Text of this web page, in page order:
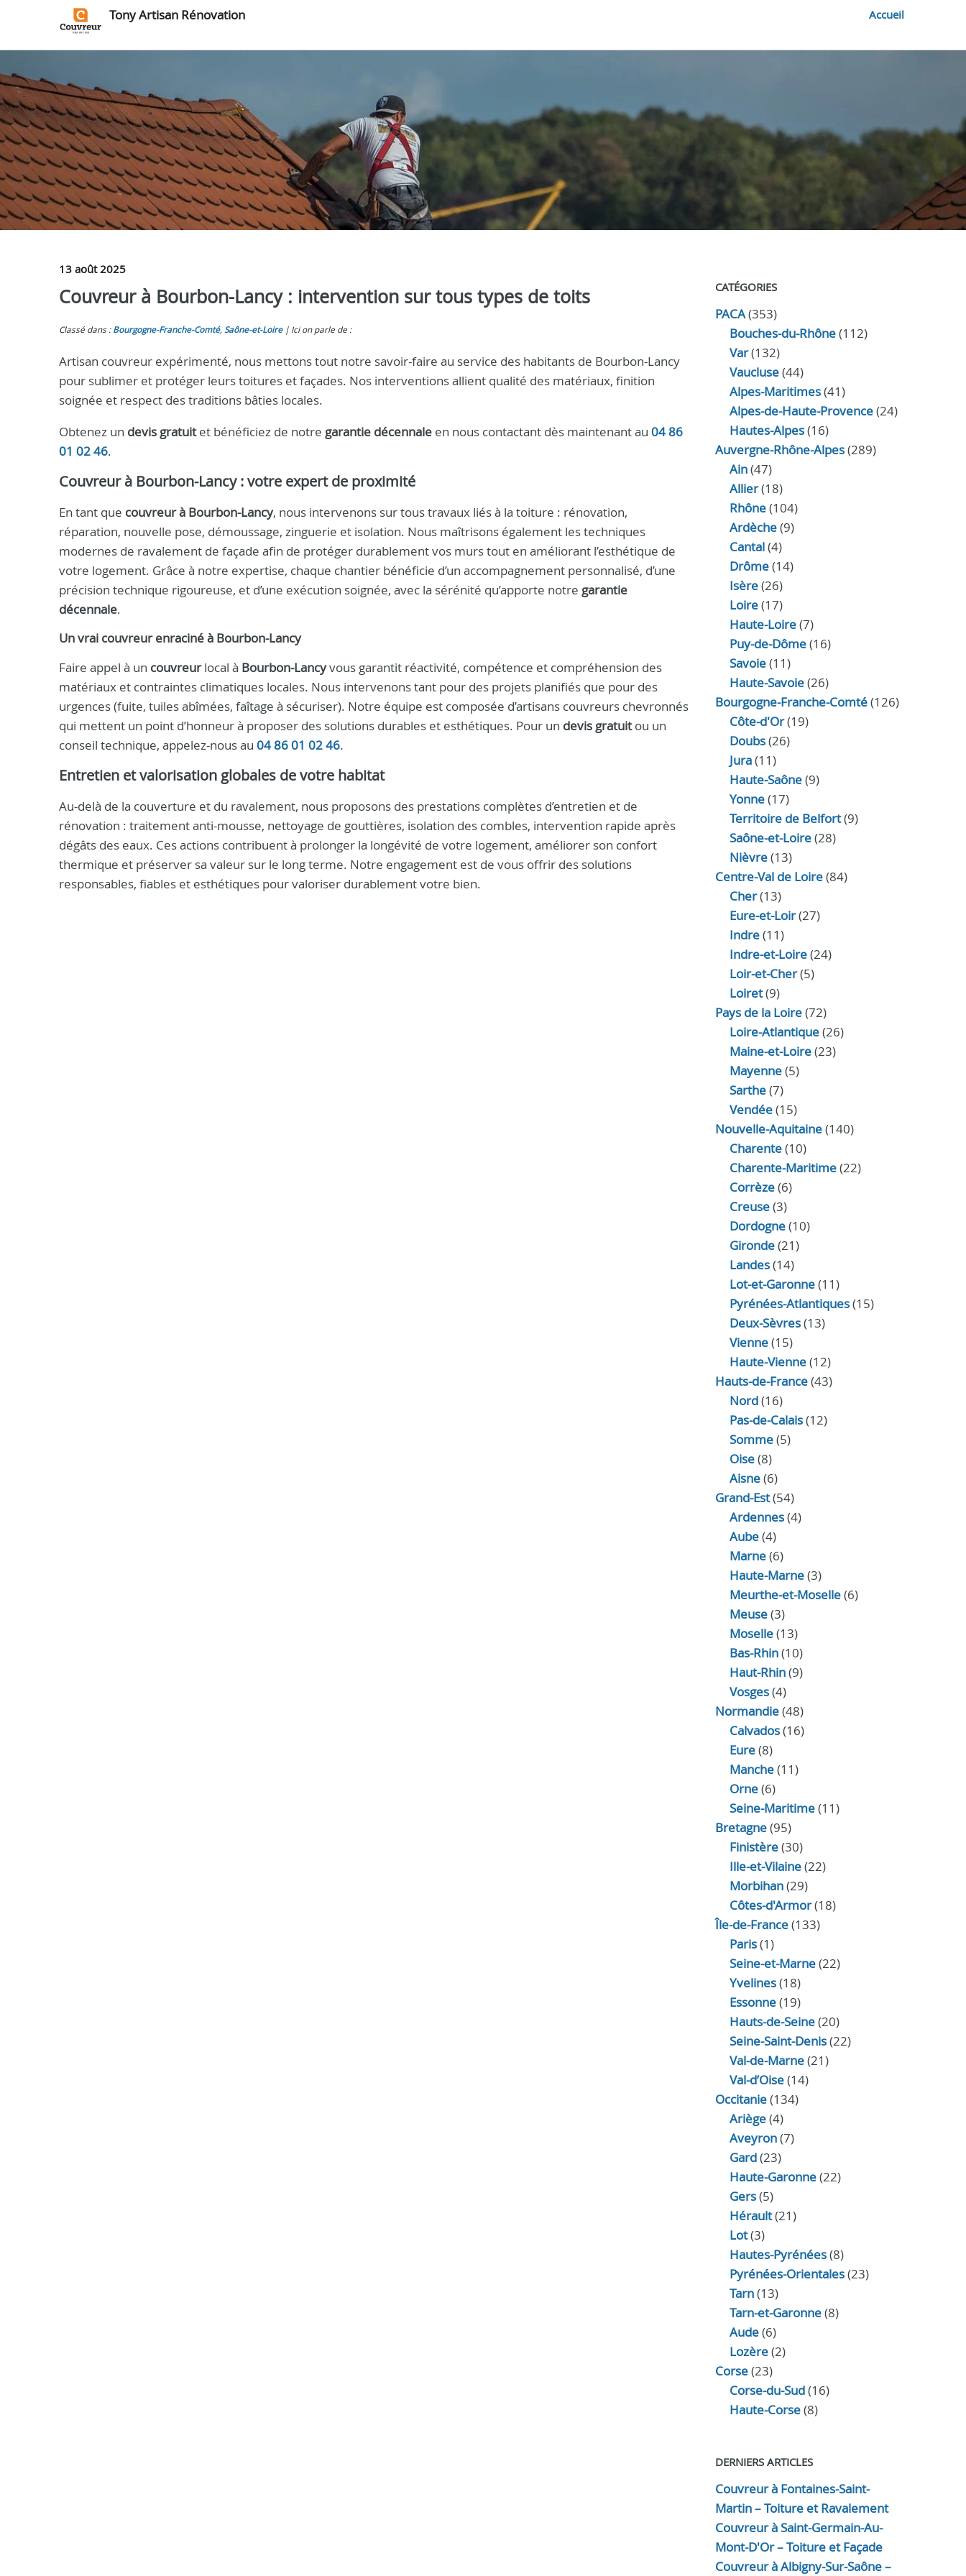
Tony Artisan Rénovation Accueil
13 août 2025
Couvreur à Bourbon-Lancy : intervention sur tous types de toits
Classé dans : Bourgogne-Franche-Comté, Saône-et-Loire Ici on parle de :
Artisan couvreur expérimenté, nous mettons tout notre savoir-faire au service des habitants de Bourbon‑Lancy
pour sublimer et protéger leurs toitures et façades. Nos interventions allient qualité des matériaux, finition
soignée et respect des traditions bâties locales.
Obtenez un devis gratuitet bénéficiez de notre garantie décennale en nous contactant dès maintenant au 04 86
01 02 46.
Couvreur à Bourbon-Lancy: votre expert de proximité
En tant que couvreur à Bourbon-Lancy, nous intervenons sur tous travaux liés à la toiture : rénovation,
réparation, nouvelle pose, démoussage, zinguerie et isolation. Nous maîtrisons également les techniques
modernes de ravalement de façade afin de protéger durablement vos murs tout en améliorant l’esthétique de
votre logement. Grâce à notre expertise, chaque chantier bénéficie d’un accompagnement personnalisé, d’une
précision technique rigoureuse, et d’une exécution soignée, avec la sérénité qu’apporte notre garantie
décennale.
Un vrai couvreurenraciné à Bourbon-Lancy
Faire appel à un couvreurlocal à Bourbon-Lancyvous garantit réactivité, compétence et compréhension des
matériaux et contraintes climatiques locales. Nous intervenons tant pour des projets planifiés que pour des
urgences (fuite, tuiles abîmées, faîtage à sécuriser). Notre équipe est composée d’artisans couvreurs chevronnés
qui mettent un point d’honneur à proposer des solutions durables et esthétiques. Pour un devis gratuitou un
conseil technique, appelez-nous au 04 86 01 02 46.
Entretien et valorisation globales de votre habitat
Au-delà de la couverture et du ravalement, nous proposons des prestations complètes d’entretien et de
rénovation : traitement anti-mousse, nettoyage de gouttières, isolation des combles, intervention rapide après
dégâts des eaux. Ces actions contribuent à prolonger la longévité de votre logement, améliorer son confort
thermique et préserver sa valeur sur le long terme. Notre engagement est de vous offrir des solutions
responsables, fiables et esthétiques pour valoriser durablement votre bien.
CATÉGORIES
PACA(353)
Bouches-du-Rhône(112)
Var(132)
Vaucluse(44)
Alpes-Maritimes(41)
Alpes-de-Haute-Provence(24)
Hautes-Alpes(16)
Auvergne-Rhône-Alpes(289)
Ain(47)
Allier(18)
Rhône(104)
Ardèche(9)
Cantal(4)
Drôme(14)
Isère(26)
Loire(17)
Haute-Loire(7)
Puy-de-Dôme(16)
Savoie(11)
Haute-Savoie(26)
Bourgogne-Franche-Comté(126)
Côte-d'Or(19)
Doubs(26)
Jura(11)
Haute‑Saône(9)
Yonne(17)
Territoire de Belfort(9)
Saône-et-Loire(28)
Nièvre(13)
Centre-Val de Loire(84)
Cher(13)
Eure‑et‑Loir(27)
Indre(11)
Indre‑et‑Loire(24)
Loir‑et‑Cher(5)
Loiret(9)
Pays de la Loire(72)
Loire-Atlantique(26)
Maine-et-Loire(23)
Mayenne(5)
Sarthe(7)
Vendée(15)
Nouvelle-Aquitaine(140)
Charente(10)
Charente-Maritime(22)
Corrèze(6)
Creuse(3)
Dordogne(10)
Gironde(21)
Landes(14)
Lot-et-Garonne(11)
Pyrénées-Atlantiques(15)
Deux-Sèvres(13)
Vienne(15)
Haute-Vienne(12)
Hauts-de-France(43)
Nord(16)
Pas-de-Calais(12)
Somme(5)
Oise(8)
Aisne(6)
Grand-Est(54)
Ardennes(4)
Aube(4)
Marne(6)
Haute-Marne(3)
Meurthe-et-Moselle(6)
Meuse(3)
Moselle(13)
Bas-Rhin(10)
Haut-Rhin(9)
Vosges(4)
Normandie(48)
Calvados(16)
Eure(8)
Manche(11)
Orne(6)
Seine-Maritime(11)
Bretagne(95)
Finistère(30)
Ille-et-Vilaine(22)
Morbihan(29)
Côtes-d'Armor(18)
Île-de-France(133)
Paris(1)
Seine-et-Marne(22)
Yvelines(18)
Essonne(19)
Hauts-de-Seine(20)
Seine-Saint-Denis(22)
Val-de-Marne(21)
Val-d’Oise(14)
Occitanie(134)
Ariège(4)
Aveyron(7)
Gard(23)
Haute-Garonne(22)
Gers(5)
Hérault(21)
Lot(3)
Hautes-Pyrénées(8)
Pyrénées-Orientales(23)
Tarn(13)
Tarn-et-Garonne(8)
Aude(6)
Lozère(2)
Corse(23)
Corse-du-Sud(16)
Haute-Corse(8)
DERNIERS ARTICLES
Couvreur à Fontaines-Saint-
Martin – Toiture et Ravalement
Couvreur à Saint-Germain-Au-
Mont-D'Or – Toiture et Façade
Couvreur à Albigny-Sur-Saône –